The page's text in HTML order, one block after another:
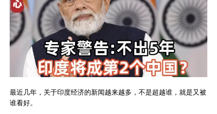
最近几年，关于印度经济的新闻越来越多，不是超越谁，就是又被
谁看好。